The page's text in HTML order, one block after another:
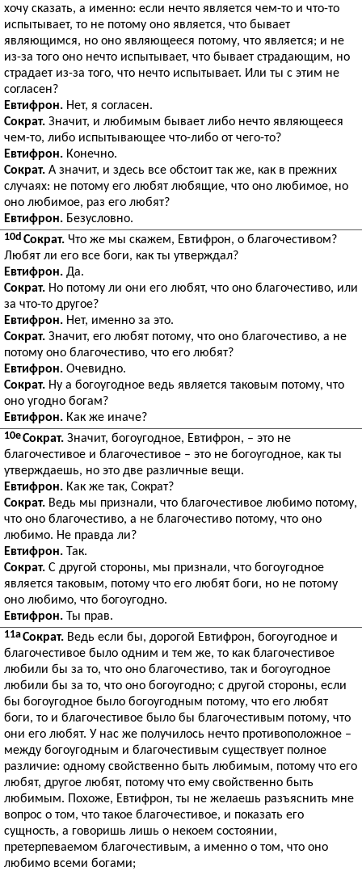
хочу сказать, а именно: если нечто является чем-то и что-то
испытывает, то не потому оно является, что бывает
являющимся, но оно являющееся потому, что является; и не
из-за того оно нечто испытывает, что бывает страдающим, но
страдает из-за того, что нечто испытывает. Или ты с этим не
согласен?
Евтифрон. Нет, я согласен.
Сократ. Значит, и любимым бывает либо нечто являющееся
чем-то, либо испытывающее что-либо от чего-то?
Евтифрон. Конечно.
Сократ. А значит, и здесь все обстоит так же, как в прежних
случаях: не потому его любят любящие, что оно любимое, но
оно любимое, раз его любят?
Евтифрон. Безусловно.
10d Сократ. Что же мы скажем, Евтифрон, о благочестивом?
Любят ли его все боги, как ты утверждал?
Евтифрон. Да.
Сократ. Но потому ли они его любят, что оно благочестиво, или
за что-то другое?
Евтифрон. Нет, именно за это.
Сократ. Значит, его любят потому, что оно благочестиво, а не
потому оно благочестиво, что его любят?
Евтифрон. Очевидно.
Сократ. Ну а богоугодное ведь является таковым потому, что
оно угодно богам?
Евтифрон. Как же иначе?
10eСократ. Значит, богоугодное, Евтифрон, – это не
благочестивое и благочестивое – это не богоугодное, как ты
утверждаешь, но это две различные вещи.
Евтифрон. Как же так, Сократ?
Сократ. Ведь мы признали, что благочестивое любимо потому,
что оно благочестиво, а не благочестиво потому, что оно
любимо. Не правда ли?
Евтифрон. Так.
Сократ. С другой стороны, мы признали, что богоугодное
является таковым, потому что его любят боги, но не потому
оно любимо, что богоугодно.
Евтифрон. Ты прав.
11aСократ. Ведь если бы, дорогой Евтифрон, богоугодное и
благочестивое было одним и тем же, то как благочестивое
любили бы за то, что оно благочестиво, так и богоугодное
любили бы за то, что оно богоугодно; с другой стороны, если
бы богоугодное было богоугодным потому, что его любят
боги, то и благочестивое было бы благочестивым потому, что
они его любят. У нас же получилось нечто противоположное –
между богоугодным и благочестивым существует полное
различие: одному свойственно быть любимым, потому что его
любят, другое любят, потому что ему свойственно быть
любимым. Похоже, Евтифрон, ты не желаешь разъяснить мне
вопрос о том, что такое благочестивое, и показать его
сущность, а говоришь лишь о некоем состоянии,
претерпеваемом благочестивым, а именно о том, что оно
любимо всеми богами;